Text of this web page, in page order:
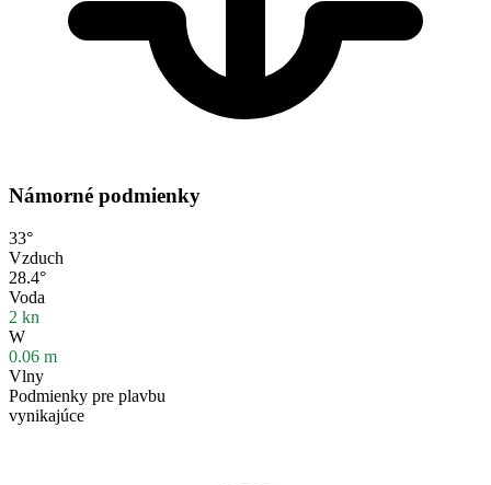
Námorné podmienky
33°
Vzduch
28.4°
Voda
2 kn
W
0.06 m
Vlny
Podmienky pre plavbu
vynikajúce